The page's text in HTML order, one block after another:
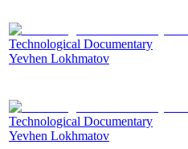
Technological Documentary
Yevhen Lokhmatov
Technological Documentary
Yevhen Lokhmatov